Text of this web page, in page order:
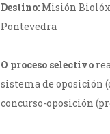
Destino: Misión
Pontevedra
O proceso selectivo
sistema de oposición
concurso-oposición